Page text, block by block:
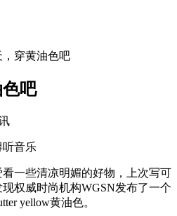
，穿黄油色吧
吧
音乐
些清凉明媚的好物，上次写可
权威时尚机构WGSN发布了一个
yellow黄油色。